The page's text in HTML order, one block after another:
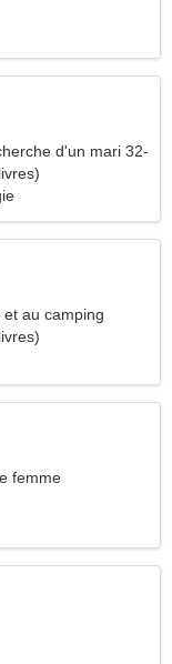
d'un mari 32-
au camping
femme